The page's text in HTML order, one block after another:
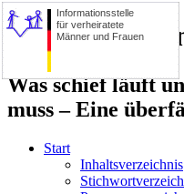
Informationsstelle
für verheiratete
Männer und Frauen
Die Familie
Was schief läuft
muss – Eine
Start
Inhaltsverzeichnis